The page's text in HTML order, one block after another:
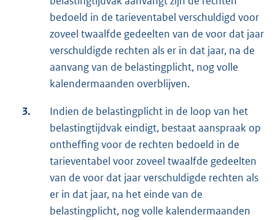
bedoeld in de tarieventabel verschuldigd voor
zoveel twaalfde gedeelten van de voor dat jaar
verschuldigde rechten als er in dat jaar, na de
aanvang van de belastingplicht, nog volle
kalendermaanden overblijven.
3.
Indien de belastingplicht in de loop van het
belastingtijdvak eindigt, bestaat aanspraak op
ontheffing voor de rechten bedoeld in de
tarieventabel voor zoveel twaalfde gedeelten
van de voor dat jaar verschuldigde rechten als
er in dat jaar, na het einde van de
belastingplicht, nog volle kalendermaanden